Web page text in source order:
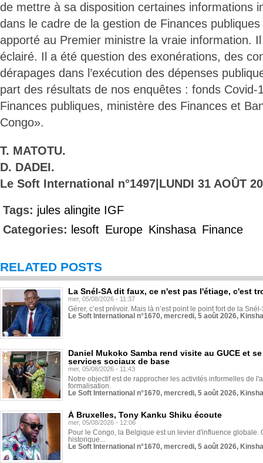
de mettre à sa disposition certaines informations
dans le cadre de la gestion de Finances
apporté au Premier ministre la vraie information.
éclairé. Il a été question des exonérations, des
dérapages dans l’exécution des dépenses
part des résultats de nos enquêtes : fonds Covid-
Finances publiques, ministère des Finances et
Congo».
T. MATOTU.
D. DADEI.
Le Soft International n°1497|LUNDI 31 AOÛT
Tags: jules alingite IGF
Categories: lesoft Europe Kinshasa Finance
RELATED POSTS
La Snél-SA dit faux, ce n'est pas l'étiage, c'est
mer, 05/08/2026 - 11:37
Gérer, c’est prévoir. Mais là n’est point le point fort de la
Le Soft International n°1670, mercredi, 5 août 2026,
Daniel Mukoko Samba rend visite au GUCE et
services sociaux de base
mer, 05/08/2026 - 11:43
Notre objectif est de rapprocher les activités informelles de
formalisation.
Le Soft International n°1670, mercredi, 5 août 2026,
À Bruxelles, Tony Kanku Shiku écoute
mer, 05/08/2026 - 12:06
Pour le Congo, la Belgique est un levier d'influence globale.
historique...
Le Soft International n°1670, mercredi, 5 août 2026,